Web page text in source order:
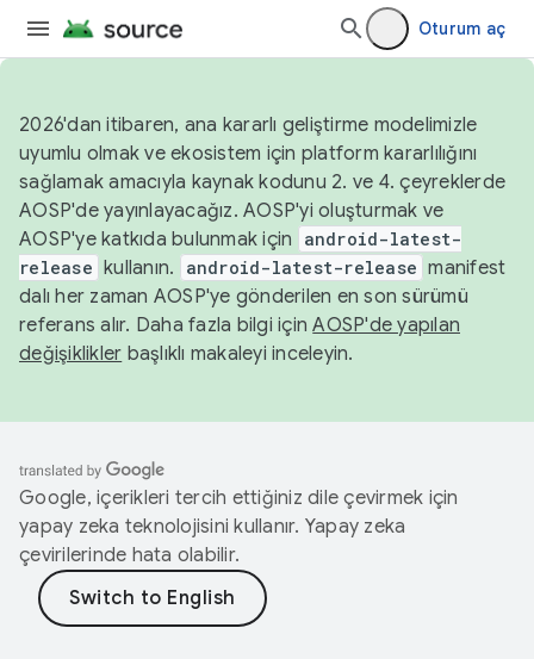
Oturum aç
2026'dan itibaren, ana kararlı geliştirme modelimizle
uyumlu olmak ve ekosistem için platform kararlılığını
sağlamak amacıyla kaynak kodunu 2. ve 4. çeyreklerde
AOSP'de yayınlayacağız. AOSP'yi oluşturmak ve
AOSP'ye katkıda bulunmak için
android-latest-
release kullanın. android-latest-release manifest
dalı her zaman AOSP'ye gönderilen en son sürümü
referans alır. Daha fazla bilgi içinAOSP'de yapılan
değişiklikler başlıklı makaleyi inceleyin.
Google, içerikleri tercih ettiğiniz dile çevirmek için
yapay zeka teknolojisini kullanır. Yapay zeka
çevirilerinde hata olabilir.